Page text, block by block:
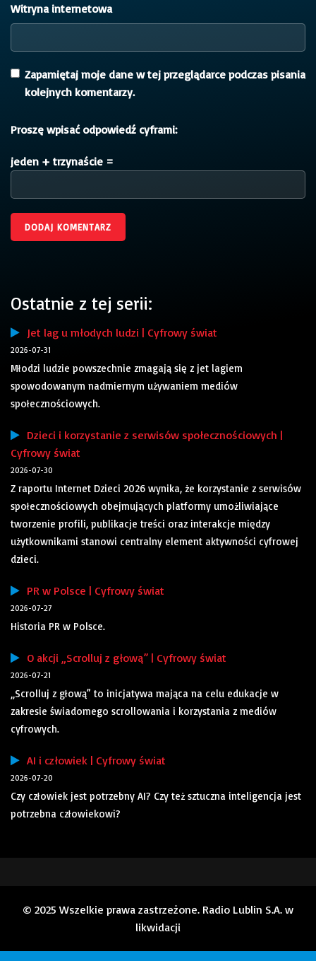
Witryna internetowa
Zapamiętaj moje dane w tej przeglądarce podczas pisania
kolejnych komentarzy.
Proszę wpisać odpowiedź cyframi:
jeden + trzynaście =
Ostatnie z tej serii:
Jet lag u młodych ludzi | Cyfrowy świat
2026-07-31
Młodzi ludzie powszechnie zmagają się z jet lagiem
spowodowanym nadmiernym używaniem mediów
społecznościowych.
Dzieci i korzystanie z serwisów społecznościowych |
Cyfrowy świat
2026-07-30
Z raportu Internet Dzieci 2026 wynika, że korzystanie z serwisów
społecznościowych obejmujących platformy umożliwiające
tworzenie profili, publikacje treści oraz interakcje między
użytkownikami stanowi centralny element aktywności cyfrowej
dzieci.
PR w Polsce | Cyfrowy świat
2026-07-27
Historia PR w Polsce.
O akcji „Scrolluj z głową” | Cyfrowy świat
2026-07-21
„Scrolluj z głową” to inicjatywa mająca na celu edukacje w
zakresie świadomego scrollowania i korzystania z mediów
cyfrowych.
AI i człowiek | Cyfrowy świat
2026-07-20
Czy człowiek jest potrzebny AI? Czy też sztuczna inteligencja jest
potrzebna człowiekowi?
© 2025 Wszelkie prawa zastrzeżone. Radio Lublin S.A. w
likwidacji